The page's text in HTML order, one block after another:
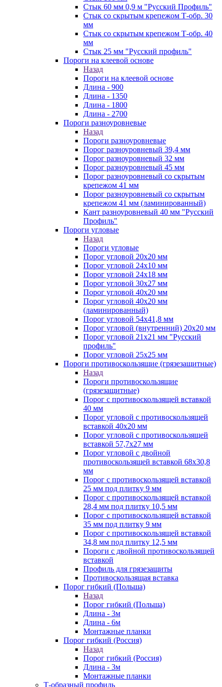
Стык 60 мм 0,9 м "Русский Профиль"
Стык со скрытым крепежом Т-обр. 30
мм
Стык со скрытым крепежом Т-обр. 40
мм
Стык 25 мм "Русский профиль"
Пороги на клеевой основе
Назад
Пороги на клеевой основе
Длина - 900
Длина - 1350
Длина - 1800
Длина - 2700
Пороги разноуровневые
Назад
Пороги разноуровневые
Порог разноуровневый 39,4 мм
Порог разноуровневый 32 мм
Порог разноуровневый 45 мм
Порог разноуровневый со скрытым
крепежом 41 мм
Порог разноуровневый со скрытым
крепежом 41 мм (ламинированный)
Кант разноуровневый 40 мм "Русский
Профиль"
Пороги угловые
Назад
Пороги угловые
Порог угловой 20х20 мм
Порог угловой 24х10 мм
Порог угловой 24х18 мм
Порог угловой 30х27 мм
Порог угловой 40х20 мм
Порог угловой 40х20 мм
(ламинированный)
Порог угловой 54х41,8 мм
Порог угловой (внутренний) 20х20 мм
Порог угловой 21х21 мм "Русский
профиль"
Порог угловой 25х25 мм
Пороги противоскользящие (грязезащитные)
Назад
Пороги противоскользящие
(грязезащитные)
Порог с противоскользящей вставкой
40 мм
Порог угловой с противоскользящей
вставкой 40х20 мм
Порог угловой с противоскользящей
вставкой 57,7х27 мм
Порог угловой с двойной
противоскользящей вставкой 68х30,8
мм
Порог с противоскользящей вставкой
25 мм под плитку 9 мм
Порог с противоскользящей вставкой
28,4 мм под плитку 10,5 мм
Порог с противоскользящей вставкой
35 мм под плитку 9 мм
Порог с противоскользящей вставкой
34,8 мм под плитку 12,5 мм
Пороги с двойной противоскользящей
вставкой
Профиль для грязезащиты
Противоскользящая вставка
Порог гибкий (Польша)
Назад
Порог гибкий (Польша)
Длина - 3м
Длина - 6м
Монтажные планки
Порог гибкий (Россия)
Назад
Порог гибкий (Россия)
Длина - 3м
Монтажные планки
Т-образный профиль